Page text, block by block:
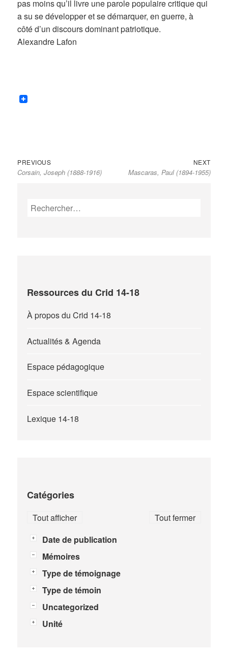
pas moins qu’il livre une parole populaire critique qui
a su se développer et se démarquer, en guerre, à
côté d’un discours dominant patriotique.
Alexandre Lafon
Navigation
de
PREVIOUSPrevious
post:
Corsain, Joseph (1888-1916)
NEXTNext
post:
Mascaras, Paul (1894-1955)
Rechercher :
Ressources du Crid 14-18
À propos du Crid 14-18
Actualités & Agenda
Espace pédagogique
Espace scientifique
Lexique 14-18
Catégories
Tout fermer
Tout afficher
Date de publication
Mémoires
Type de témoignage
Type de témoin
Uncategorized
Unité